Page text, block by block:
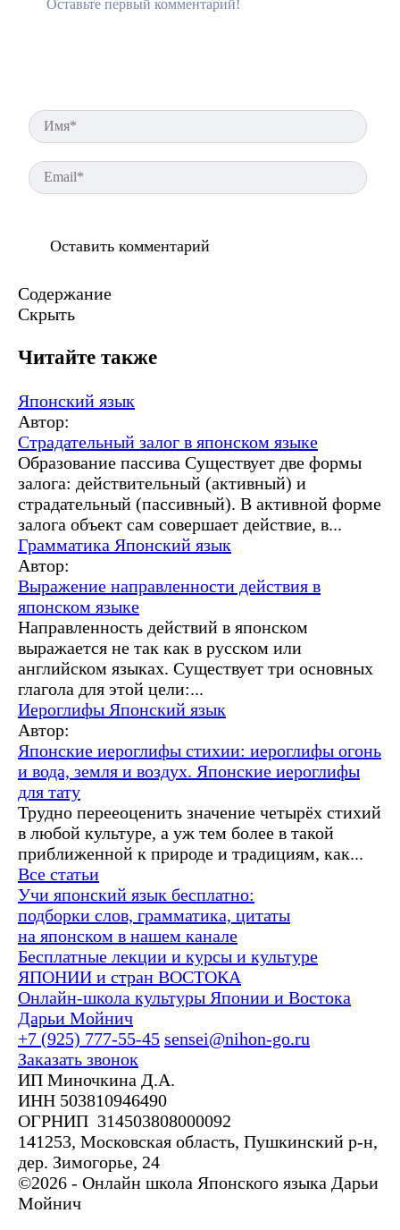
Содержание
Скрыть
Читайте также
Японский язык
Автор:
Страдательный залог в японском языке
Образование пассива Существует две формы
залога: действительный (активный) и
страдательный (пассивный). В активной форме
залога объект сам совершает действие, в...
Грамматика Японский язык
Автор:
Выражение направленности действия в
японском языке
Направленность действий в японском
выражается не так как в русском или
английском языках. Существует три основных
глагола для этой цели:...
Иероглифы Японский язык
Автор:
Японские иероглифы стихии: иероглифы огонь
и вода, земля и воздух. Японские иероглифы
для тату
Трудно перееоценить значение четырёх стихий
в любой культуре, а уж тем более в такой
приближенной к природе и традициям, как...
Все статьи
Учи японский язык бесплатно:
подборки слов, грамматика, цитаты
на японском в нашем канале
Бесплатные лекции и курсы и культуре
ЯПОНИИ и стран ВОСТОКА
Онлайн-школа культуры Японии и Востока
Дарьи Мойнич
+7 (925) 777-55-45 sensei@nihon-go.ru
Заказать звонок
ИП Миночкина Д.А.
ИНН 503810946490
ОГРНИП 314503808000092
141253, Московская область, Пушкинский р-н,
дер. Зимогорье, 24
©2026 - Онлайн школа Японского языка Дарьи
Мойнич